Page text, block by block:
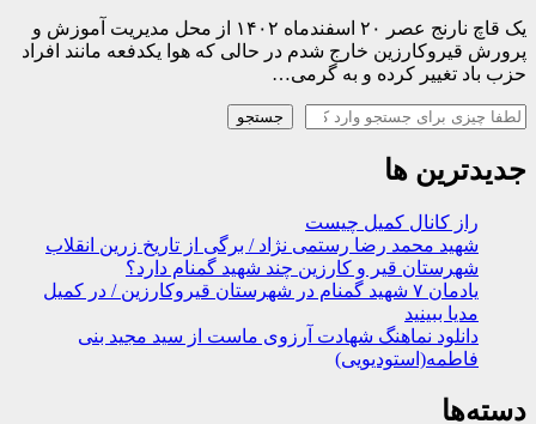
یک قاچ نارنج عصر ۲۰ اسفندماه ۱۴۰۲ از محل مدیریت آموزش و
پرورش قیروکارزین خارج شدم در حالی که هوا یکدفعه مانند افراد
حزب باد تغییر کرده و به گرمی…
جستجو
جستجو
جدیدترین ها
راز کانال کمیل چیست
شهید محمد رضا رستمی نژاد / برگی از تاریخ زرین انقلاب
شهرستان قیر و کارزین چند شهید گمنام دارد؟
یادمان ۷ شهید گمنام در شهرستان قیروکارزین / در کمیل
مدیا ببینید
دانلود نماهنگ شهادت آرزوی ماست از سید مجید بنی
فاطمه(استودیویی)
دسته‌ها